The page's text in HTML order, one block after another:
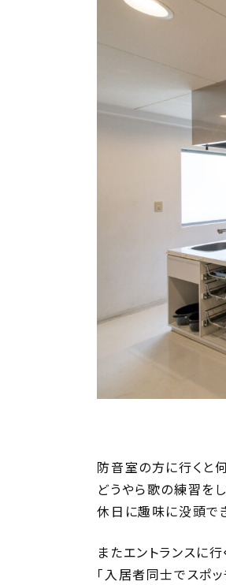
防音室の方に行くと
どうやら歌の練習を
休日に趣味に没頭で
またエントランスに
「入居者同士でスポ